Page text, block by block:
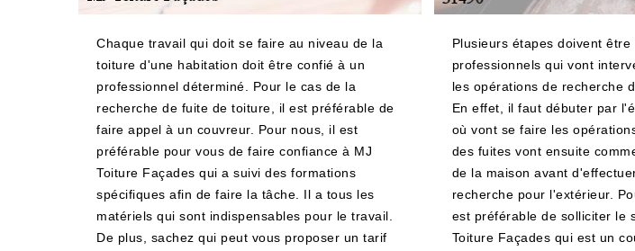
Chaque travail qui doit se faire au niveau de la
toiture d'une habitation doit être confié à un
professionnel déterminé. Pour le cas de la
recherche de fuite de toiture, il est préférable de
faire appel à un couvreur. Pour nous, il est
préférable pour vous de faire confiance à MJ
Toiture Façades qui a suivi des formations
spécifiques afin de faire la tâche. Il a tous les
matériels qui sont indispensables pour le travail.
De plus, sachez qui peut vous proposer un tarif
Plusieurs étapes doivent
professionnels qui vont
les opérations de recherche
En effet, il faut débuter par
où vont se faire les
des fuites vont ensuite
de la maison avant
recherche pour l'extérieur.
est préférable de solliciter le
Toiture Façades qui est un